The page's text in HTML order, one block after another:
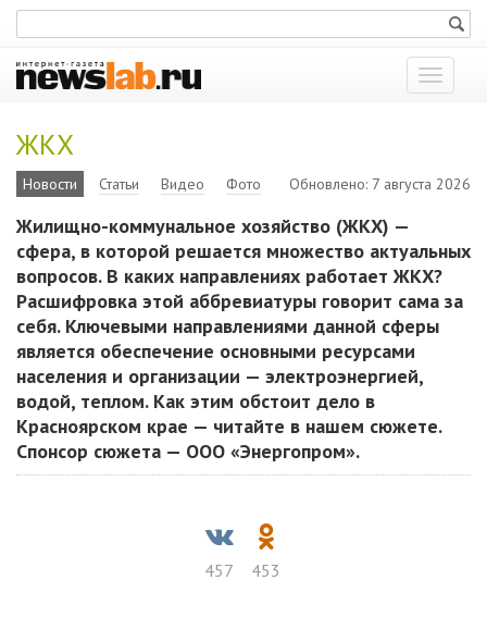
Показать
меню
ЖКХ
Новости Статьи Видео Фото Обновлено: 7 августа 2026
Жилищно-коммунальное хозяйство (ЖКХ) —
сфера, в которой решается множество актуальных
вопросов. В каких направлениях работает ЖКХ?
Расшифровка этой аббревиатуры говорит сама за
себя. Ключевыми направлениями данной сферы
является обеспечение основными ресурсами
населения и организации — электроэнергией,
водой, теплом. Как этим обстоит дело в
Красноярском крае — читайте в нашем сюжете.
Спонсор сюжета — ООО «Энергопром».
457 453